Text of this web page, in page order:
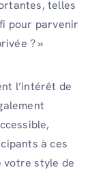
telles
pour parvenir
? »
l’intérêt de
à ces
votre style de